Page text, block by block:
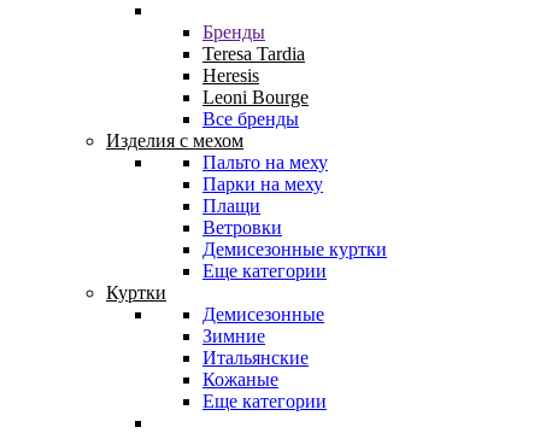
Бренды
Teresa Tardia
Heresis
Leoni Bourge
Все бренды
Изделия с мехом
Пальто на меху
Парки на меху
Плащи
Ветровки
Демисезонные куртки
Еще категории
Куртки
Демисезонные
Зимние
Итальянские
Кожаные
Еще категории